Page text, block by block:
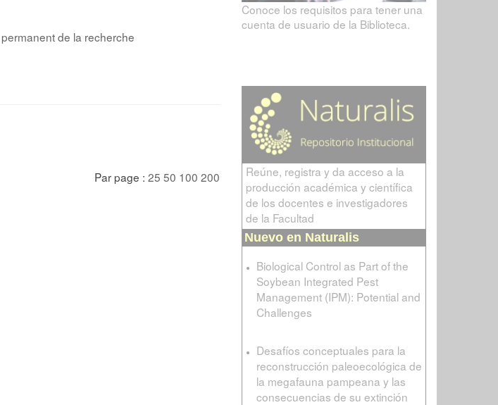
de la recherche
Par page : 25 50 100 200
Conoce los requisitos para tener una
cuenta de usuario de la Biblioteca.
Reúne, registra y da acceso a la
producción académica y científica
de los docentes e investigadores
de la Facultad
Nuevo en Naturalis
Biological Control as Part of the
Soybean Integrated Pest
Management (IPM): Potential and
Challenges
Desafíos conceptuales para la
reconstrucción paleoecológica de
la megafauna pampeana y las
consecuencias de su extinción